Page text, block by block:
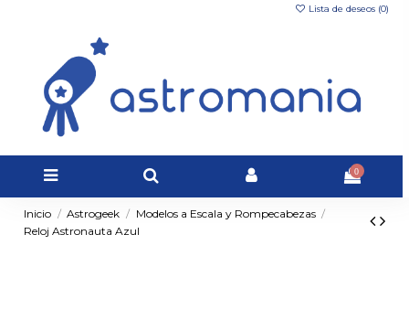
Lista de deseos (0)
0
Inicio Astrogeek
Modelos a Escala y Rompecabezas
Reloj Astronauta Azul